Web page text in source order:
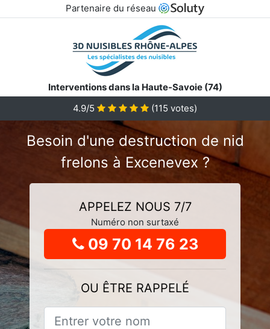
Partenaire du réseau
Interventions dans la Haute-Savoie (74)
4.9/5 (115 votes)
Besoin d'une destruction de nid
frelons à Excenevex ?
APPELEZ NOUS 7/7
Numéro non surtaxé
09 70 14 76 23
OU ÊTRE RAPPELÉ